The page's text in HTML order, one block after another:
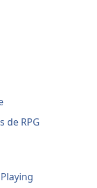
de RPG